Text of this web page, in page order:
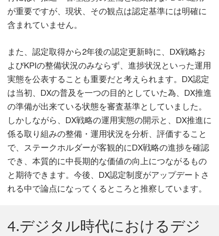
が重要ですが、現状、その観点は認定基準には明確に
含まれていません。
また、認定取得から2年後の認定更新時に、DX戦略お
よびKPIの整備状況のみならず、進捗状況といった運用
実態を公表することも重要だと考えられます。DX認定
は当初、DXの普及を一つの目的としていた為、DX推進
の準備が出来ている状態を審査基準としていました。
しかしながら、DX戦略の運用実態の開示と、DX推進に
係る取り組みの整備・運用状況を分析、評価すること
で、ステークホルダーが客観的にDX戦略の進捗を確認
でき、本質的に中長期的な価値の向上につながるもの
と期待できます。今後、DX認定制度がアップデートさ
れる中で論点になってくるところと推察しています。
4.デジタル時代におけるデジ